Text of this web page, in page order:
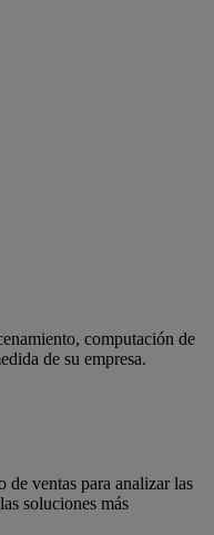
computación de
de su empresa.
de ventas para analizar las
soluciones más